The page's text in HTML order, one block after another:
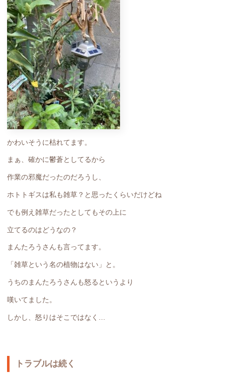
かわいそうに枯れてます。
まぁ、確かに鬱蒼としてるから
作業の邪魔だったのだろうし、
ホトトギスは私も雑草？と思ったくらいだけどね
でも例え雑草だったとしてもその上に
立てるのはどうなの？
まんたろうさんも言ってます。
「雑草という名の植物はない」と。
うちのまんたろうさんも怒るというより
嘆いてました。
しかし、怒りはそこではなく…
トラブルは続く